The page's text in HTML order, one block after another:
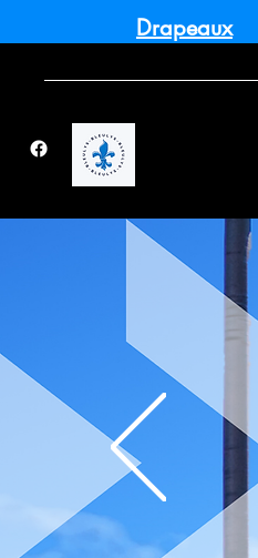
Drapeaux